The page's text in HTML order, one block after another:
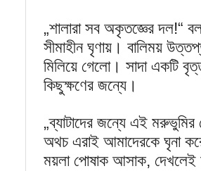
„শালারা সব অকৃতজ্ঞের দল!“
সীমাহীন ঘৃণায়। বালিময়
মিলিয়ে গেলো। সাদা একটি
কিছুক্ষণের জন্যে।
„ব্যাটাদের জন্যে এই
অথচ এরাই আমাদেরকে ঘৃনা
ময়লা পোষাক আসাক, দেখলেই